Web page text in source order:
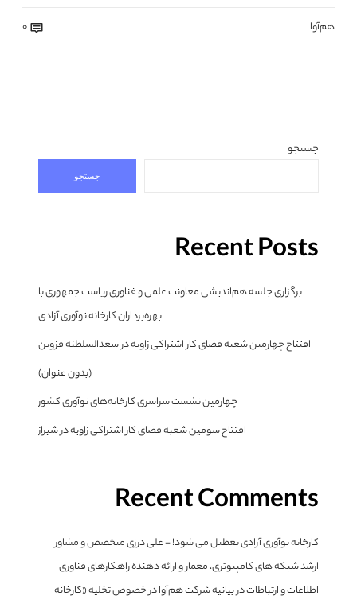
هم‌آوا 0
جستجو
جستجو
Recent Posts
برگزاری جلسه هم‌اندیشی معاونت علمی و فناوری ریاست جمهوری با
بهره‌برداران کارخانه نوآوری آزادی
افتتاح چهارمین شعبه فضای کار اشتراکی زاویه در سعدالسلطنه قزوین
(بدون عنوان)
چهارمین نشست سراسری کارخانه‌های نوآوری کشور
افتتاح سومین شعبه فضای کار اشتراکی زاویه در شیراز
Recent Comments
کارخانه نوآوری آزادی تعطیل می شود! - علی درزی متخصص و مشاور
ارشد شبکه های کامپیوتری، معمار و ارائه دهنده راهکارهای فناوری
اطلاعات و ارتباطاتدربیانیه شرکت هم‌آوا در خصوص تخلیه «کارخانه